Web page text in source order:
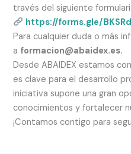
través del siguiente
https://forms.gle/
Para cualquier duda o más
a formacion@abaidex.es.
Desde ABAIDEX estamos
es clave para el desarrollo
iniciativa supone una gran
conocimientos y fortalecer
¡Contamos contigo para